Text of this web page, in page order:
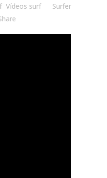
Vídeos surf
Surfer